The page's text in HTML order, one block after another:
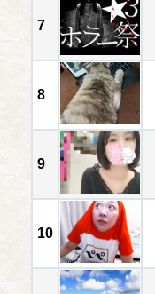
7
8
9
10